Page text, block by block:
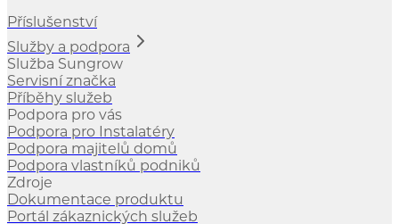
Příslušenství
Služby a podpora
Služba Sungrow
Servisní značka
Příběhy služeb
Podpora pro vás
Podpora pro Instalatéry
Podpora majitelů domů
Podpora vlastníků podniků
Zdroje
Dokumentace produktu
Portál zákaznických služeb